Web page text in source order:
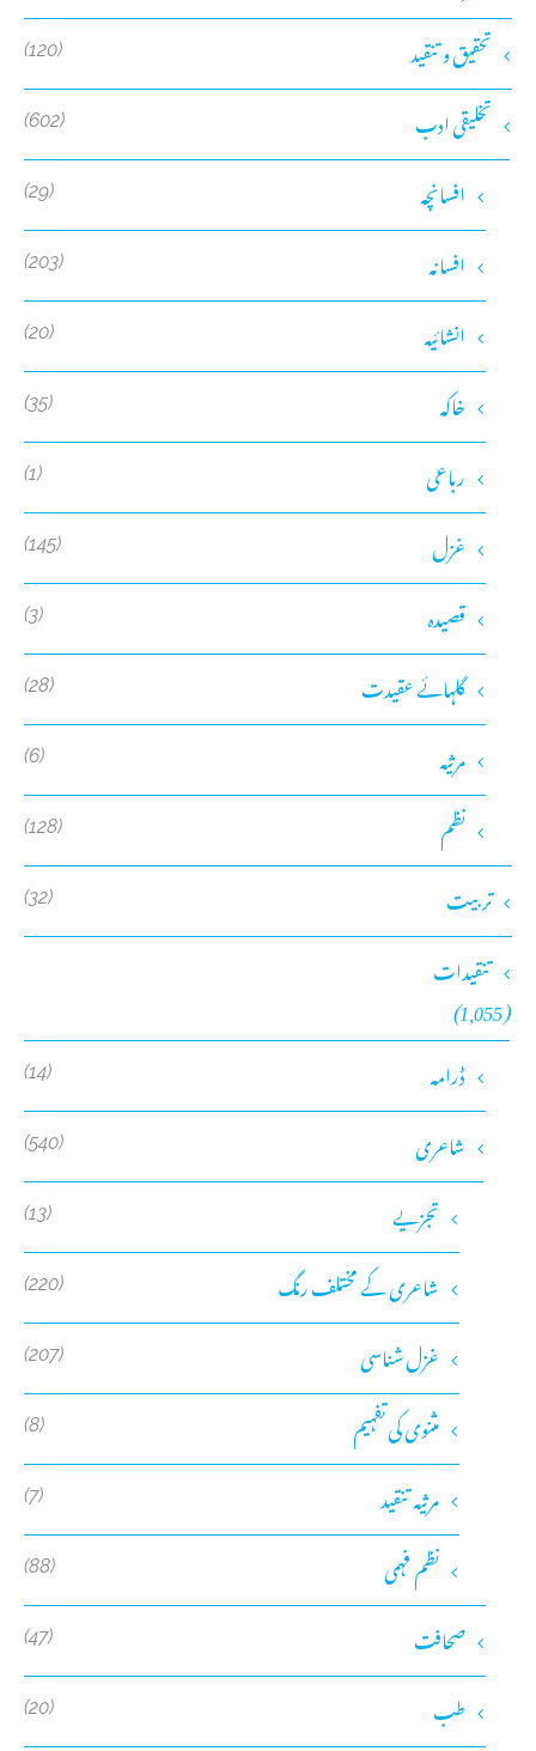
تحقیق و تنقید (120)
تخلیقی ادب (602)
افسانچہ (29)
افسانہ (203)
انشائیہ (20)
خاکہ (35)
رباعی (1)
غزل (145)
قصیدہ (3)
گلہائے عقیدت (28)
مرثیہ (6)
نظم (128)
تربیت (32)
تنقیدات
(1,055)
ڈرامہ
(14)
شاعری (540)
تجزیے (13)
شاعری کے مختلف رنگ (220)
غزل شناسی (207)
مثنوی کی تفہیم (8)
مرثیہ تنقید (7)
نظم فہمی (88)
صحافت (47)
طب (20)